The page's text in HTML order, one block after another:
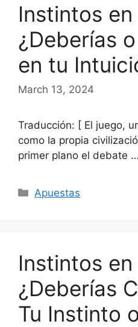
Instintos
¿Deberías
en tu
March 13, 2024
Traducción: [ El juego,
como la propia
primer plano el debate …
Categories
Apuestas
Instintos
¿Deberías
Tu Instinto